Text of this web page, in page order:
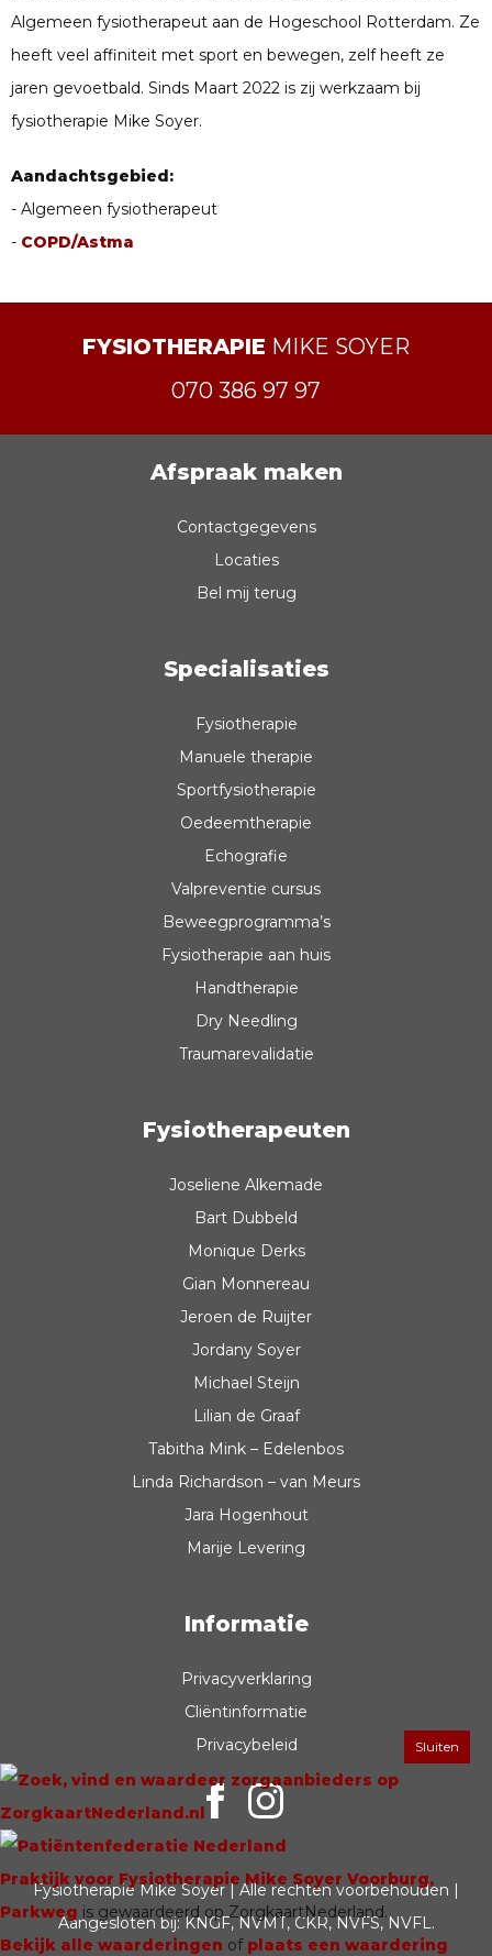
Algemeen fysiotherapeut aan de Hogeschool Rotterdam. Ze
heeft veel affiniteit met sport en bewegen, zelf heeft ze
jaren gevoetbald. Sinds Maart 2022 is zij werkzaam bij
fysiotherapie Mike Soyer.
Aandachtsgebied:
- Algemeen fysiotherapeut
- COPD/Astma
FYSIOTHERAPIE MIKE SOYER
070 386 97 97
Sluiten
Praktijk voor Fysiotherapie Mike Soyer Voorburg,
Parkweg is gewaardeerd op ZorgkaartNederland.
Bekijk alle waarderingen of plaats een waardering
Afspraak maken
Contactgegevens
Locaties
Bel mij terug
Specialisaties
Fysiotherapie
Manuele therapie
Sportfysiotherapie
Oedeemtherapie
Echografie
Valpreventie cursus
Beweegprogramma’s
Fysiotherapie aan huis
Handtherapie
Dry Needling
Traumarevalidatie
Fysiotherapeuten
Joseliene Alkemade
Bart Dubbeld
Monique Derks
Gian Monnereau
Jeroen de Ruijter
Jordany Soyer
Michael Steijn
Lilian de Graaf
Tabitha Mink – Edelenbos
Linda Richardson – van Meurs
Jara Hogenhout
Marije Levering
Informatie
Privacyverklaring
Cliëntinformatie
Privacybeleid
Fysiotherapie Mike Soyer | Alle rechten voorbehouden |
Aangesloten bij:KNGF,NVMT,CKR,NVFS,NVFL.